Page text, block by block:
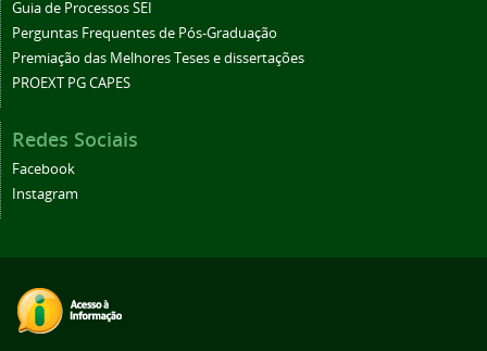
Guia de Processos SEI
Perguntas Frequentes de Pós-Graduação
Premiação das Melhores Teses e dissertações
PROEXT PG CAPES
Redes Sociais
Facebook
Instagram